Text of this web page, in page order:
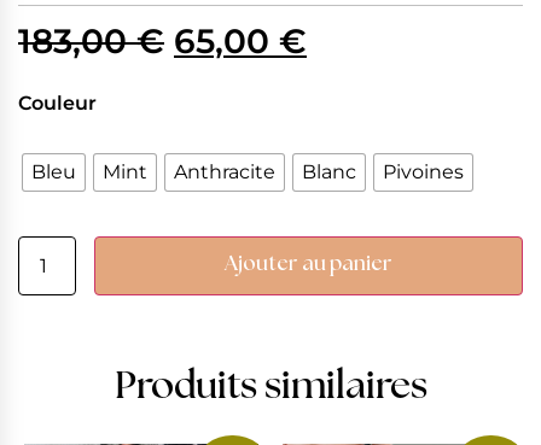
183,00€ 65,00 €
Couleur
Bleu Mint Anthracite Blanc Pivoines
Ajouter au panier
Produits similaires